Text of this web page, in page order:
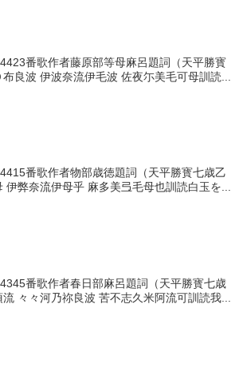
番歌作者藤原部等母麻呂題詞（天平勝寳
良波 伊波奈流伊毛波 佐夜尓美毛可母訓読...
番歌作者物部歳徳題詞（天平勝寳七歳乙
弊奈流伊母乎 麻多美弖毛母也訓読白玉を...
番歌作者春日部麻呂題詞（天平勝寳七歳
々々河乃祢良波 苦不志久米阿流可訓読我...